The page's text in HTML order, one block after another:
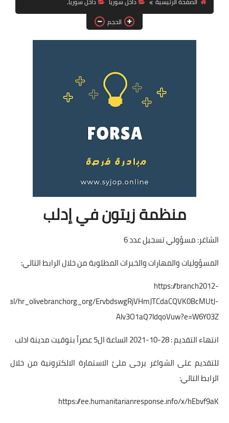
فرص عمل في العراق
فرص عمل في اليمن
دورات تدريبية
الحجم
منظمة زيتون في إدلب
الشاغر: مسؤولي تسجيل عدد 6
المسؤوليات والمهارات والخبرات المطلوبة من خلال الرابط التالي:
https://branch2012-
hr_olivebranchorg_org/ErvbdswgRjVHmJTCdaCQVK0BcMUtJ-
Alv3O1aQ7ldqoVuw?e=W6Y03Z
انتهاء التقديم : 28-10-2021 الساعة ال5 عصراً بتوقيت مدينة ادلب
للتقديم على الشواغر يرجى ملئ الاستمارة الالكترونية من خلال
الرابط التالي:
https://ee.humanitarianresponse.info/x/hEbvf9aK